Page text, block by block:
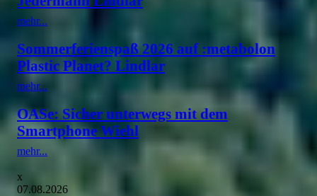
mehr...
Sommerferienspaß 2026 auf :metabolon
Plastic Planet? Lindlar
mehr...
OASe: Sicher unterwegs mit dem
Smartphone Wiehl
mehr...
x
07.08.2026